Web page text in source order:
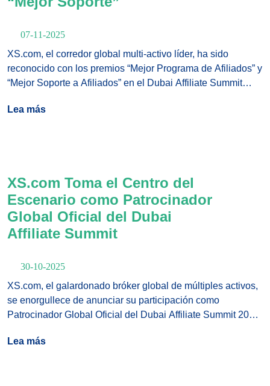
07-11-2025
XS.com, el corredor global multi-activo líder, ha sido
reconocido con los premios “Mejor Programa de Afiliados” y
“Mejor Soporte a Afiliados” en el Dubai Affiliate Summit
Ritz‑Carlton, Dubai International Financial Centre, centros
Lea más
XS.com Toma el Centro del
Escenario como Patrocinador
Global Oficial del Dubai
Affiliate Summit
30-10-2025
XS.com, el galardonado bróker global de múltiples activos,
se enorgullece de anunciar su participación como
Patrocinador Global Oficial del Dubai Affiliate Summit 2025,
Lea más